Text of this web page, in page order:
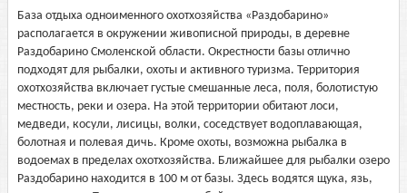
База отдыха одноименного охотхозяйства «Раздобарино»
располагается в окружении живописной природы, в деревне
Раздобарино Смоленской области. Окрестности базы отлично
подходят для рыбалки, охоты и активного туризма. Территория
охотхозяйства включает густые смешанные леса, поля, болотистую
местность, реки и озера. На этой территории обитают лоси,
медведи, косули, лисицы, волки, соседствует водоплавающая,
болотная и полевая дичь. Кроме охоты, возможна рыбалка в
водоемах в пределах охотхозяйства. Ближайшее для рыбалки озеро
Раздобарино находится в 100 м от базы. Здесь водятся щука, язь,